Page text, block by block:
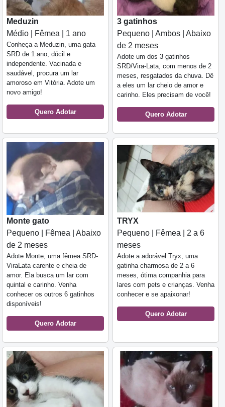
Meduzin
Médio | Fêmea | 1 ano
Conheça a Meduzin, uma gata
SRD de 1 ano, dócil e
independente. Vacinada e
saudável, procura um lar
amoroso em Vitória. Adote um
novo amigo!
Quero Adotar
3 gatinhos
Pequeno | Ambos | Abaixo
de 2 meses
Adote um dos 3 gatinhos
SRD/Vira-Lata, com menos de 2
meses, resgatados da chuva. Dê
a eles um lar cheio de amor e
carinho. Eles precisam de você!
Quero Adotar
Monte gato
Pequeno | Fêmea | Abaixo
de 2 meses
Adote Monte, uma fêmea SRD-
ViraLata carente e cheia de
amor. Ela busca um lar com
quintal e carinho. Venha
conhecer os outros 6 gatinhos
disponíveis!
Quero Adotar
TRYX
Pequeno | Fêmea | 2 a 6
meses
Adote a adorável Tryx, uma
gatinha charmosa de 2 a 6
meses, ótima companhia para
lares com pets e crianças. Venha
conhecer e se apaixonar!
Quero Adotar